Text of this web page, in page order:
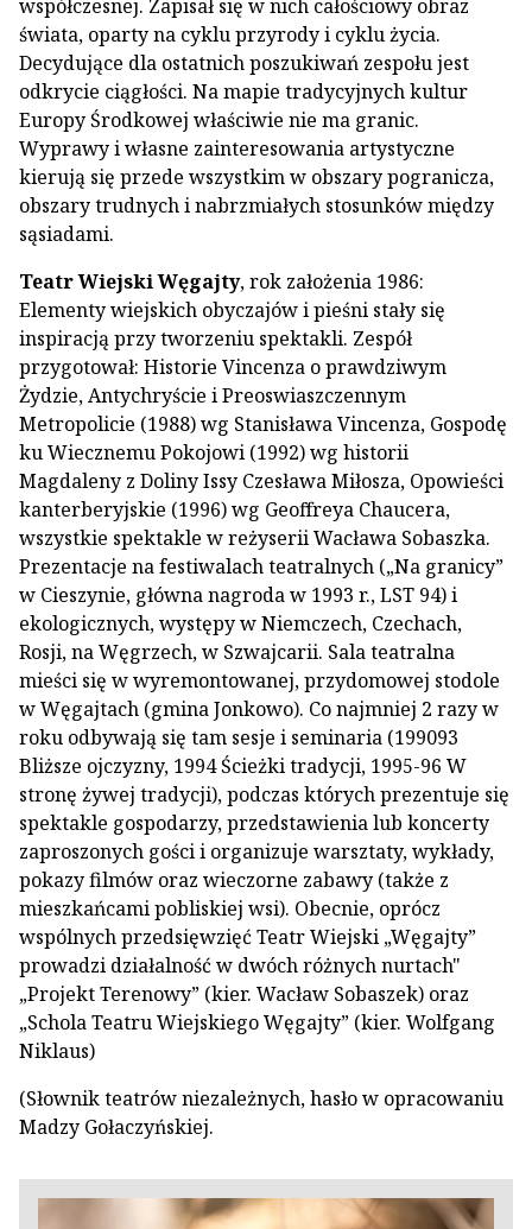
współczesnej. Zapisał się w nich całościowy obraz
świata, oparty na cyklu przyrody i cyklu życia.
Decydujące dla ostatnich poszukiwań zespołu jest
odkrycie ciągłości. Na mapie tradycyjnych kultur
Europy Środkowej właściwie nie ma granic.
Wyprawy i własne zainteresowania artystyczne
kierują się przede wszystkim w obszary pogranicza,
obszary trudnych i nabrzmiałych stosunków między
sąsiadami.
Teatr Wiejski Węgajty, rok założenia 1986:
Elementy wiejskich obyczajów i pieśni stały się
inspiracją przy tworzeniu spektakli. Zespół
przygotował: Historie Vincenza o prawdziwym
Żydzie, Antychryście i Preoswiaszczennym
Metropolicie (1988) wg Stanisława Vincenza, Gospodę
ku Wiecznemu Pokojowi (1992) wg historii
Magdaleny z Doliny Issy Czesława Miłosza, Opowieści
kanterberyjskie (1996) wg Geoffreya Chaucera,
wszystkie spektakle w reżyserii Wacława Sobaszka.
Prezentacje na festiwalach teatralnych („Na granicy”
w Cieszynie, główna nagroda w 1993 r., LST 94) i
ekologicznych, występy w Niemczech, Czechach,
Rosji, na Węgrzech, w Szwajcarii. Sala teatralna
mieści się w wyremontowanej, przydomowej stodole
w Węgajtach (gmina Jonkowo). Co najmniej 2 razy w
roku odbywają się tam sesje i seminaria (199093
Bliższe ojczyzny, 1994 Ścieżki tradycji, 1995-96 W
stronę żywej tradycji), podczas których prezentuje się
spektakle gospodarzy, przedstawienia lub koncerty
zaproszonych gości i organizuje warsztaty, wykłady,
pokazy filmów oraz wieczorne zabawy (także z
mieszkańcami pobliskiej wsi). Obecnie, oprócz
wspólnych przedsięwzięć Teatr Wiejski „Węgajty”
prowadzi działalność w dwóch różnych nurtach"
„Projekt Terenowy” (kier. Wacław Sobaszek) oraz
„Schola Teatru Wiejskiego Węgajty” (kier. Wolfgang
Niklaus)
(Słownik teatrów niezależnych, hasło w opracowaniu
Madzy Gołaczyńskiej.